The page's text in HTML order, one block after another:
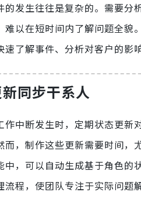
发生往往是复杂的。需要
难以在短时间内了解问题全
了解事件、分析对客户的影
同步干系人
作中断发生时，定期状态更
，制作这些更新需要时间
，可以自动生成基于角色
程，使团队专注于实际问题解